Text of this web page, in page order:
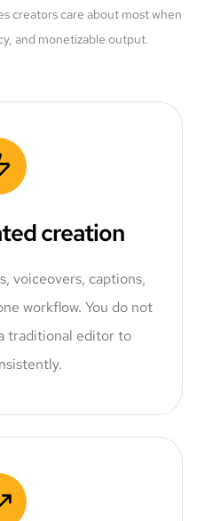
creators care about most when
and monetizable output.
creation
voiceovers, captions,
workflow. You do not
traditional editor to